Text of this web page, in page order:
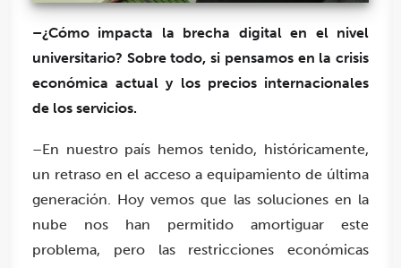
–¿Cómo impacta la brecha digital en el nivel
universitario? Sobre todo,si pensamos en la crisis
económica actual y los precios internacionales
de los servicios.
–En nuestro país hemos tenido, históricamente,
un retraso en el acceso a equipamiento de última
generación. Hoy vemos que las soluciones en la
nube nos han permitido amortiguar este
problema, pero las restricciones económicas